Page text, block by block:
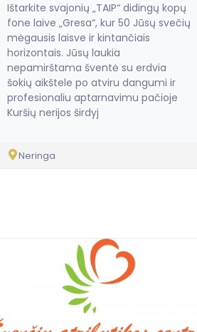
Ištarkite svajonių „TAIP“ didingų kopų
fone laive „Gresa“, kur 50 Jūsų svečių
mėgausis laisve ir kintančiais
horizontais. Jūsų laukia
nepamirštama šventė su erdvia
šokių aikštele po atviru dangumi ir
profesionaliu aptarnavimu pačioje
Kuršių nerijos širdyj
Neringa